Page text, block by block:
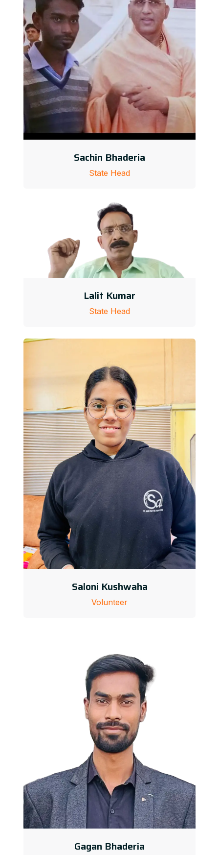
Sachin Bhaderia
State Head
Lalit Kumar
State Head
Saloni Kushwaha
Volunteer
Gagan Bhaderia